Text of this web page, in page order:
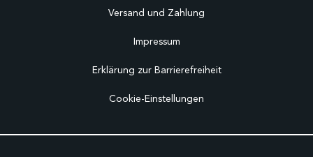
Versand und Zahlung
Impressum
Erklärung zur Barrierefreiheit
Cookie-Einstellungen